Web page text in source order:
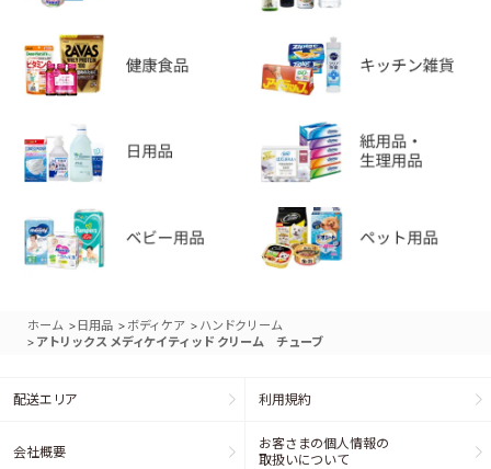
ホーム > 日用品 > ボディケア > ハンドクリーム
> アトリックス メディケイティッド クリーム チューブ
配送エリア 利用規約
会社概要
お客さまの個人情報の
取扱いについて